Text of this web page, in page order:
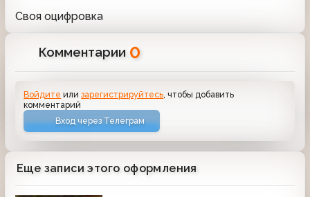
Своя оцифровка
Комментарии 0
Войдите илизарегистрируйтесь, чтобы добавить
комментарий
Вход через Телеграм
Еще записи этого оформления